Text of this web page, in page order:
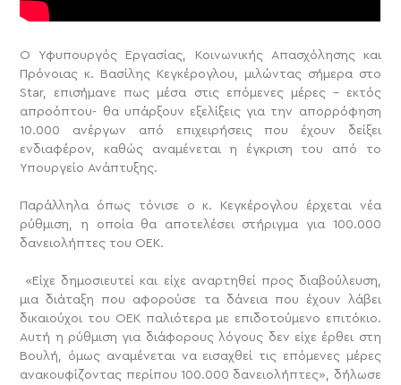
Ο Υφυπουργός Εργασίας, Κοινωνικής Απασχόλησης και
Πρόνοιας κ. Βασίλης Κεγκέρογλου, μιλώντας σήμερα στο
Star, επισήμανε πως μέσα στις επόμενες μέρες – εκτός
απροόπτου- θα υπάρξουν εξελίξεις για την απορρόφηση
10.000 ανέργων από επιχειρήσεις που έχουν δείξει
ενδιαφέρον, καθώς αναμένεται η έγκριση του από το
Υπουργείο Ανάπτυξης.
Παράλληλα όπως τόνισε ο κ. Κεγκέρογλου έρχεται νέα
ρύθμιση, η οποία θα αποτελέσει στήριγμα για 100.000
δανειολήπτες του ΟΕΚ.
«Είχε δημοσιευτεί και είχε αναρτηθεί προς διαβούλευση,
μια διάταξη που αφορούσε τα δάνεια που έχουν λάβει
δικαιούχοι του ΟΕΚ παλιότερα με επιδοτούμενο επιτόκιο.
Αυτή η ρύθμιση για διάφορους λόγους δεν είχε έρθει στη
Βουλή, όμως αναμένεται να εισαχθεί τις επόμενες μέρες
ανακουφίζοντας περίπου 100.000 δανειολήπτες», δήλωσε